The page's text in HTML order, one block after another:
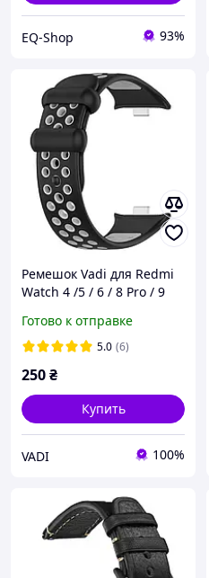
EQ-Shop 93%
Ремешок Vadi для Redmi
Watch 4 /5 / 6 / 8 Pro / 9
перфорацией
Готово к отправке
5.0 (6)
250₴
Купить
VADI 100%